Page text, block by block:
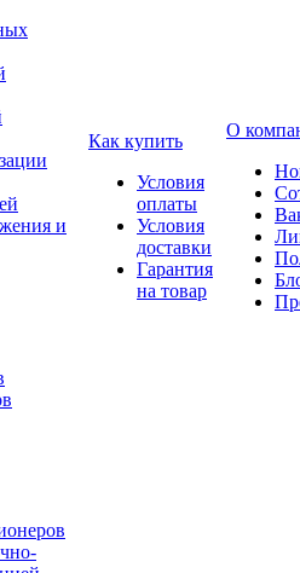
и
Как купить
Условия
оплаты
Условия
доставки
Гарантия
на товар
О